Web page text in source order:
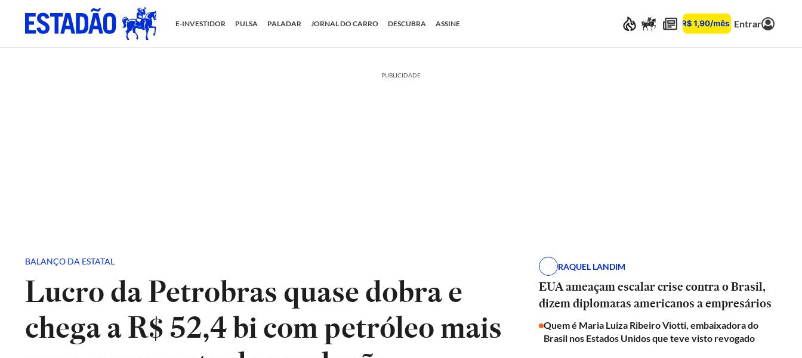
E-INVESTIDOR PULSA PALADAR JORNAL DO CARRO DESCUBRA ASSINE Entrar
PUBLICIDADE
BALANÇO DA ESTATAL
Lucro da Petrobras quase dobra e
chega a R$ 52,4 bi com petróleo mais
RAQUEL LANDIM
EUA ameaçam escalar crise contra o Brasil,
dizem diplomatas americanos a empresários
Quem é Maria Luiza Ribeiro Viotti, embaixadora do
Brasil nos Estados Unidos que teve visto revogado